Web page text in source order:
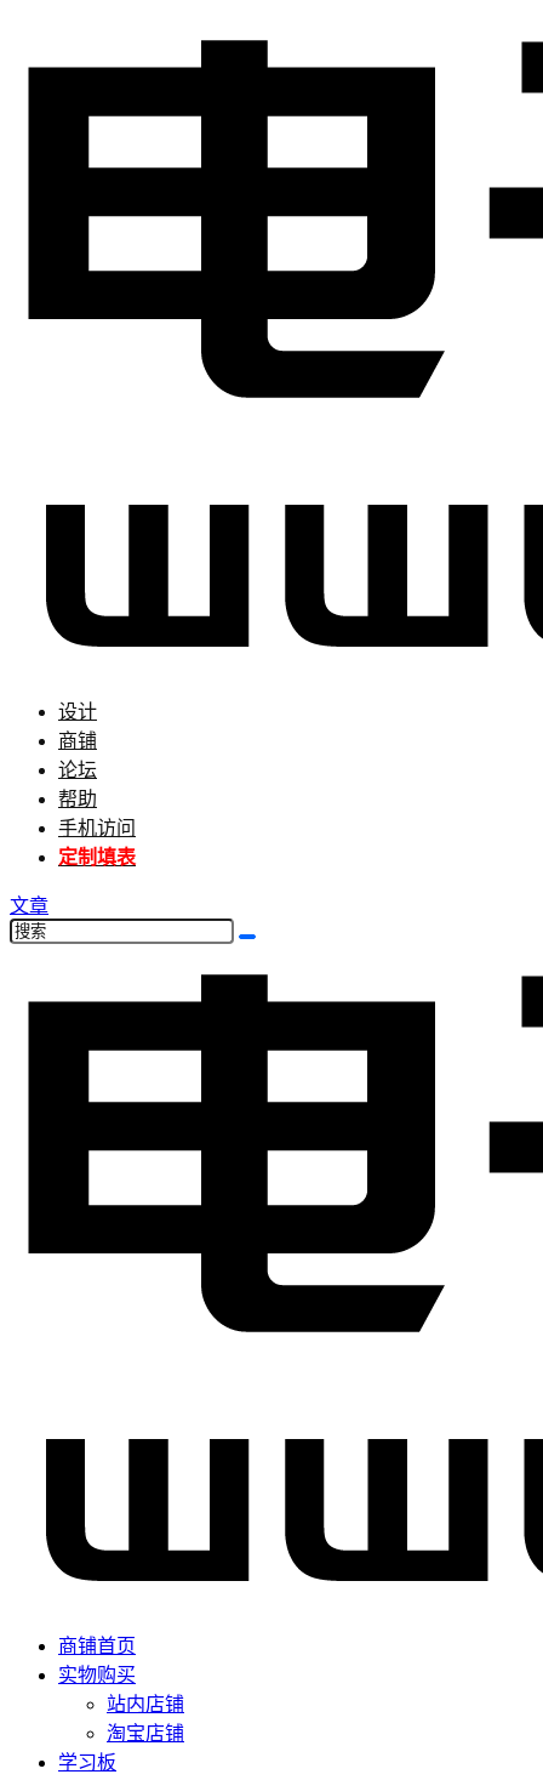
设计
商铺
论坛
帮助
手机访问
定制填表
文章
商铺首页
实物购买
站内店铺
淘宝店铺
学习板